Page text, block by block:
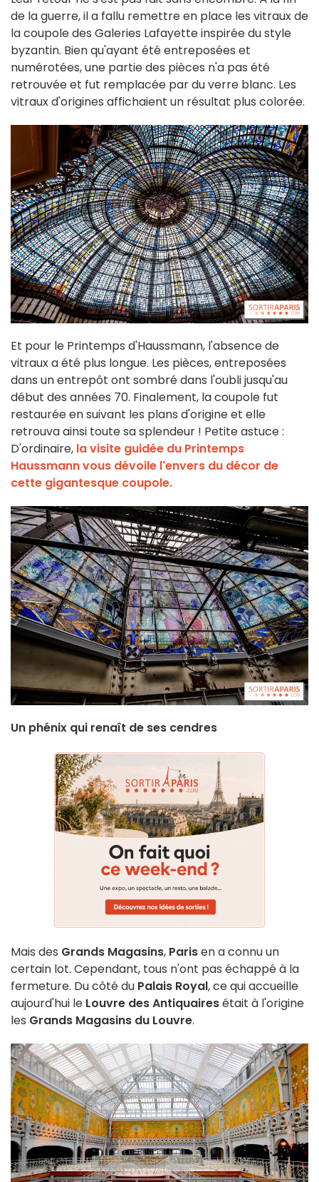
de la guerre, il a fallu remettre en place les vitraux de
la coupole des Galeries Lafayette inspirée du style
byzantin. Bien qu'ayant été entreposées et
numérotées, une partie des pièces n'a pas été
retrouvée et fut remplacée par du verre blanc. Les
vitraux d'origines affichaient un résultat plus colorée.
Et pour le Printemps d'Haussmann, l'absence de
vitraux a été plus longue. Les pièces, entreposées
dans un entrepôt ont sombré dans l'oubli jusqu'au
début des années 70. Finalement, la coupole fut
restaurée en suivant les plans d'origine et elle
retrouva ainsi toute sa splendeur ! Petite astuce :
D'ordinaire, la visite guidée du Printemps
Haussmann vous dévoile l'envers du décor de
cette gigantesque coupole.
Un phénix qui renaît de ses cendres
Mais des Grands Magasins, Parisen a connu un
certain lot. Cependant, tous n'ont pas échappé à la
fermeture. Du côté du Palais Royal, ce qui accueille
aujourd'hui le Louvre des Antiquairesétait à l'origine
les Grands Magasins du Louvre.